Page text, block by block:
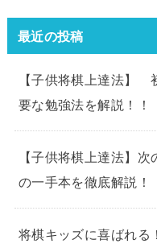
最近の投稿
【子供将棋上達法】
要な勉強法を解説！！
【子供将棋上達法】
の一手本を徹底解説！
将棋キッズに喜ばれる